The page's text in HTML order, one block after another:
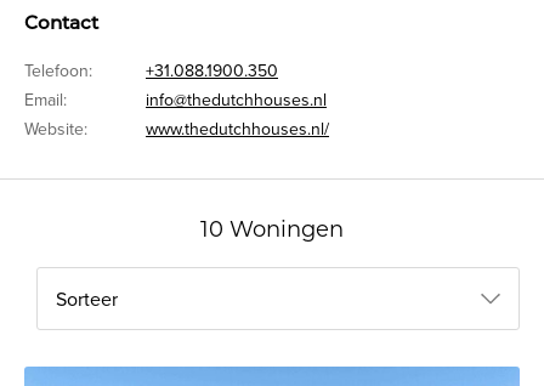
Contact
Telefoon:
+31.088.1900.350
Email:
info@thedutchhouses.nl
Website:
www.thedutchhouses.nl/
10 Woningen
Sorteer